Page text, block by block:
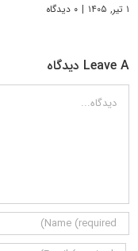
۱ تیر, ۱۴۰۵ | ۰ دیدگاه
Leave A دیدگاه
دیدگاه